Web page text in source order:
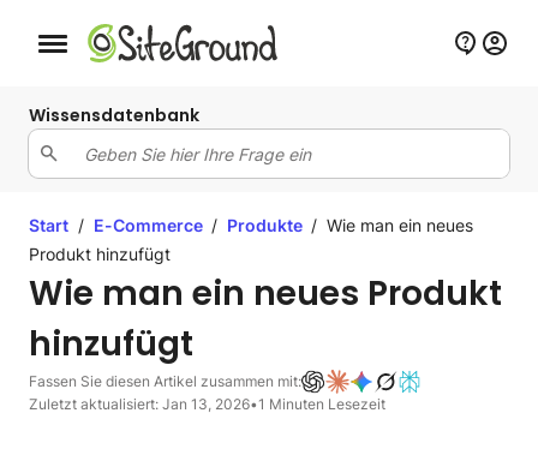
Schaltfläche Mobile Navigation
Wissensdatenbank
Start / E-Commerce / Produkte / Wie man ein neues
Produkt hinzufügt
Wie man ein neues Produkt
hinzufügt
Fassen Sie diesen Artikel zusammen mit:
Zuletzt aktualisiert: Jan 13, 2026•1 Minuten Lesezeit